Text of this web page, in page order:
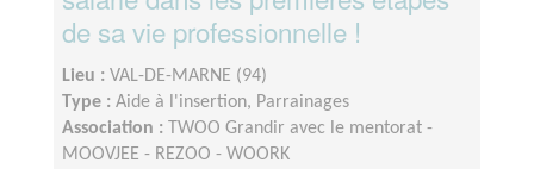
de sa vie professionnelle !
Lieu : VAL-DE-MARNE (94)
Type : Aide à l'insertion, Parrainages
Association :
TWOO Grandir avec le mentorat -
MOOVJEE - REZOO - WOORK